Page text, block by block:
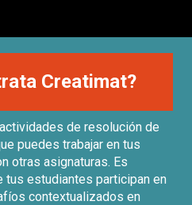
Creatimat?
de resolución de
puedes trabajar en tus
otras asignaturas. Es
tus estudiantes participan en
contextualizados en